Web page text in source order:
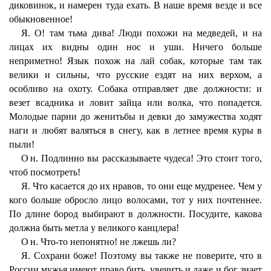
диковинок, и намерен туда ехать. В наше время везде и все
обыкновенное!
Я. О! там тьма дива! Люди похожи на медведей, и на
лицах их видны один нос и уши. Ничего больше
неприметно! Язык похож на лай собак, которые там так
велики и сильны, что русские ездят на них верхом, а
особливо на охоту. Собака отправляет две должности: и
везет всадника и ловит зайца или волка, что попадется.
Молодые парни до женитьбы и девки до замужества ходят
наги и любят валяться в снегу, как в летнее время куры в
пыли!
Он. Подлинно вы рассказываете чудеса! Это стоит того,
чтоб посмотреть!
Я. Что касается до их нравов, то они еще мудренее. Чем у
кого больше обросло лицо волосами, тот у них почтеннее.
По длине бород выбирают в должности. Посудите, какова
должна быть метла у великого канцлера!
Он. Что-то непонятно! не лжешь ли?
Я. Сохрани боже! Поэтому вы также не поверите, что в